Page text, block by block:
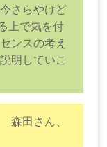
さらやけど
上で気を付
ンスの考え
明していこ
森田さん、